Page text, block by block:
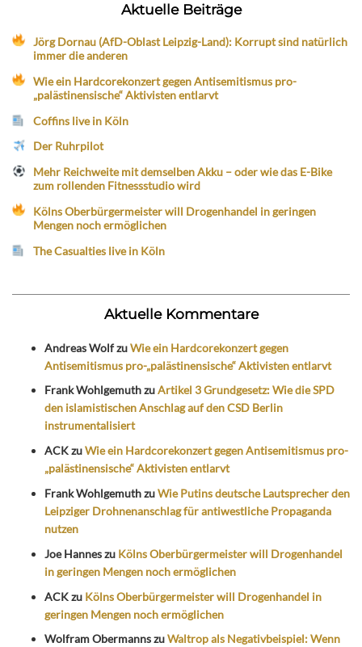
Aktuelle Beiträge
Jörg Dornau (AfD-Oblast Leipzig-Land): Korrupt sind natürlich
immer die anderen
Wie ein Hardcorekonzert gegen Antisemitismus pro-
„palästinensische“ Aktivisten entlarvt
Coffins live in Köln
Der Ruhrpilot
Mehr Reichweite mit demselben Akku – oder wie das E-Bike
zum rollenden Fitnessstudio wird
Kölns Oberbürgermeister will Drogenhandel in geringen
Mengen noch ermöglichen
The Casualties live in Köln
Aktuelle Kommentare
Andreas WolfzuWie ein Hardcorekonzert gegen
Antisemitismus pro-„palästinensische“ Aktivisten entlarvt
Frank WohlgemuthzuArtikel 3 Grundgesetz: Wie die SPD
den islamistischen Anschlag auf den CSD Berlin
instrumentalisiert
ACKzuWie ein Hardcorekonzert gegen Antisemitismus pro-
„palästinensische“ Aktivisten entlarvt
Frank WohlgemuthzuWie Putins deutsche Lautsprecher den
Leipziger Drohnenanschlag für antiwestliche Propaganda
nutzen
Joe Hanneszu Kölns Oberbürgermeister will Drogenhandel
in geringen Mengen noch ermöglichen
ACKzu Kölns Oberbürgermeister will Drogenhandel in
geringen Mengen noch ermöglichen
Wolfram ObermannszuWaltrop als Negativbeispiel: Wenn